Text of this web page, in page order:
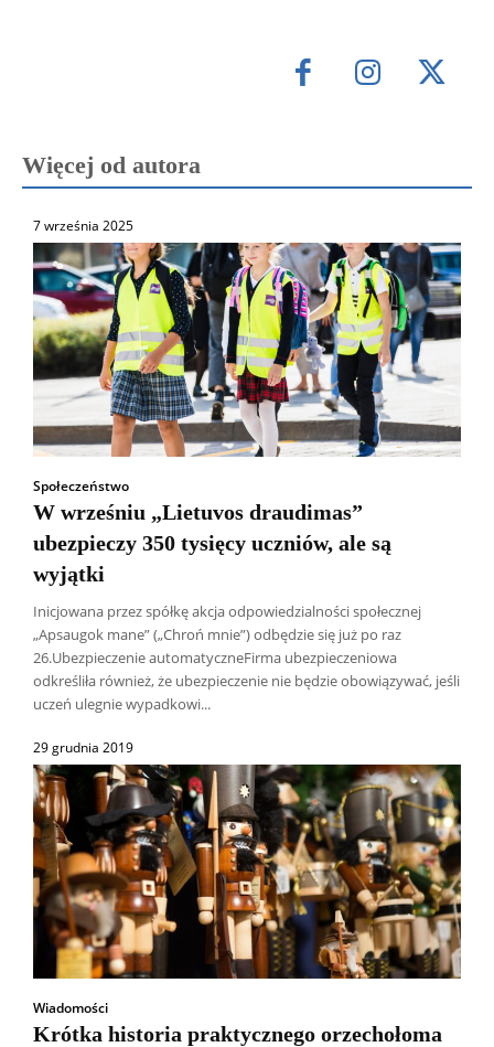
Więcej od autora
7 września 2025
Społeczeństwo
W wrześniu „Lietuvos draudimas”
ubezpieczy 350 tysięcy uczniów, ale są
wyjątki
Inicjowana przez spółkę akcja odpowiedzialności społecznej
„Apsaugok mane” („Chroń mnie”) odbędzie się już po raz
26.Ubezpieczenie automatyczneFirma ubezpieczeniowa
odkreśliła również, że ubezpieczenie nie będzie obowiązywać, jeśli
uczeń ulegnie wypadkowi...
29 grudnia 2019
Wiadomości
Krótka historia praktycznego orzechołoma